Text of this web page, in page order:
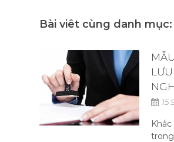
Bài viêt cùng danh mục:
15
trong